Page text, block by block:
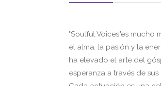
"Soulful Voices"es mucho
el alma, la pasión y la
ha elevado el arte del
esperanza a través de